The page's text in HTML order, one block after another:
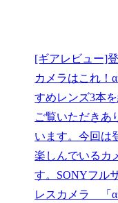
[ギアレビュー]
カメラはこれ！
すめレンズ3本を
ご覧いただきあ
います。今回は
楽しんでいるカ
す。SONYフル
レスカメラ 「